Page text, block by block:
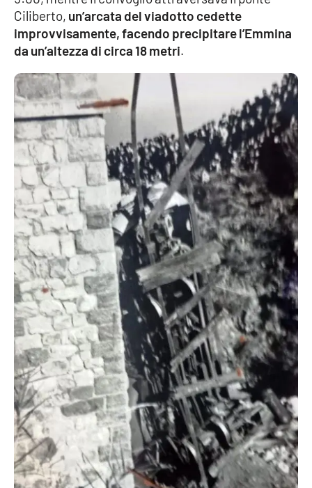
Ciliberto, un’arcata del viadotto cedette
improvvisamente, facendo precipitare l’Emmina
da un’altezza di circa 18 metri.